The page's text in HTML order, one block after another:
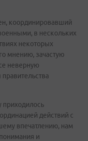
координировавший
в нескольких
некоторых
мнению, зачастую
неверную
приходилось
действий с
впечатлению, нам
и